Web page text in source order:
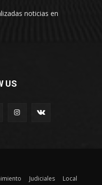
noticias en
US
Judiciales
Local